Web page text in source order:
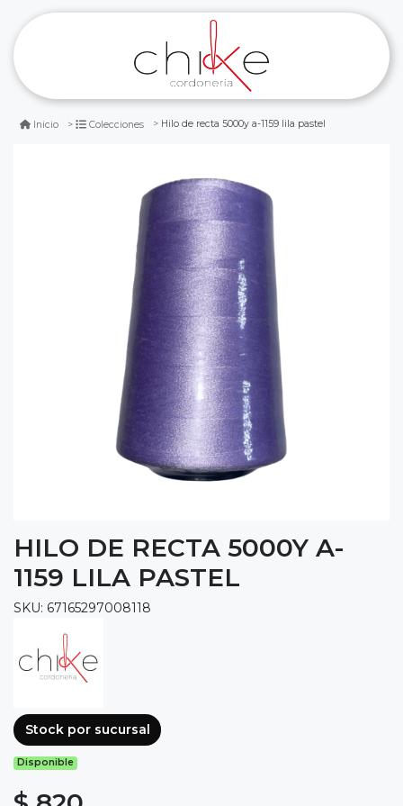
Inicio Colecciones Hilo de recta 5000y a-1159 lila pastel
HILO DE RECTA 5000Y A-
1159 LILA PASTEL
SKU: 67165297008118
Stock por sucursal
Disponible